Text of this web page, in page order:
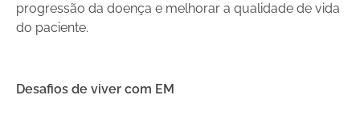
progressão da doença e melhorar a qualidade de vida
do paciente.
Desafios de viver com EM